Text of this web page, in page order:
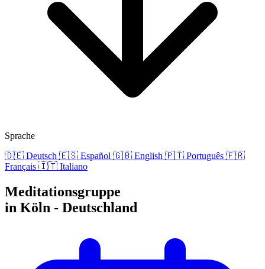
Sprache
🇩🇪 Deutsch 🇪🇸 Español 🇬🇧 English 🇵🇹 Português 🇫🇷
Français 🇮🇹 Italiano
Meditationsgruppe
in Köln - Deutschland